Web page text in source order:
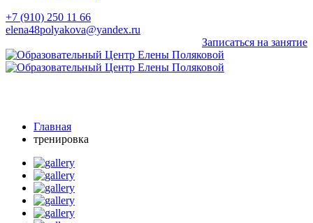
+7 (910) 250 11 66
elena48polyakova@yandex.ru
Записаться на занятие
Главная
тренировка